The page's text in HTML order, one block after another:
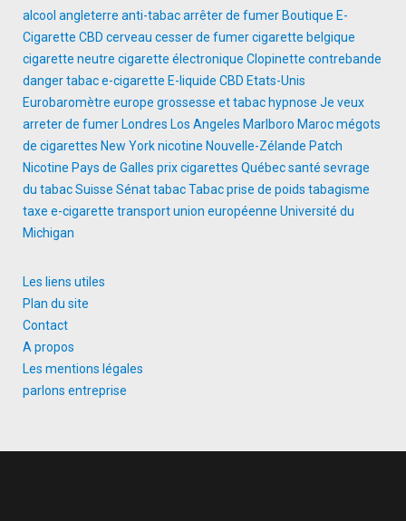
alcool angleterre anti-tabacarrêter de fumer Boutique E-
Cigarette CBD cerveau cesser de fumercigarette belgique
cigarette neutre cigarette électronique Clopinette contrebande
danger tabace-cigarette E-liquide CBD Etats-Unis
Eurobaromètre europe grossesse et tabac hypnose Je veux
arreter de fumer Londres Los Angeles Marlboro Marocmégots
de cigarettes New Yorknicotine Nouvelle-Zélande Patch
Nicotine Pays de Galles prix cigarettes Québecsanté sevrage
du tabacSuisse SénattabacTabac prise de poids tabagisme
taxe e-cigarette transportunion européenne Université du
Michigan
Les liens utiles
Plan du site
Contact
A propos
Les mentions légales
parlons entreprise